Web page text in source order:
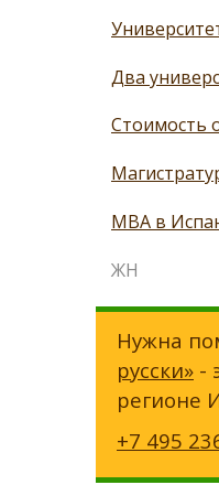
Два
Стоимость
MBA в
ЖН
Нужна
русски» -
регионе
+7 495